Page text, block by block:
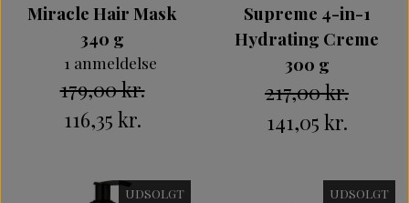
Miracle Hair Mask
340 g
1 anmeldelse
179,00 kr.
116,35 kr.
Supreme 4-in-1
Hydrating Creme
300 g
217,00 kr.
141,05 kr.
UDSOLGT UDSOLGT